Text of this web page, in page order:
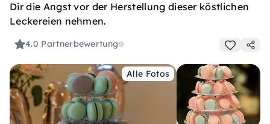
Dir die Angst vor der Herstellung dieser köstlichen
Leckereien nehmen.
4.0 Partnerbewertung
Alle Fotos